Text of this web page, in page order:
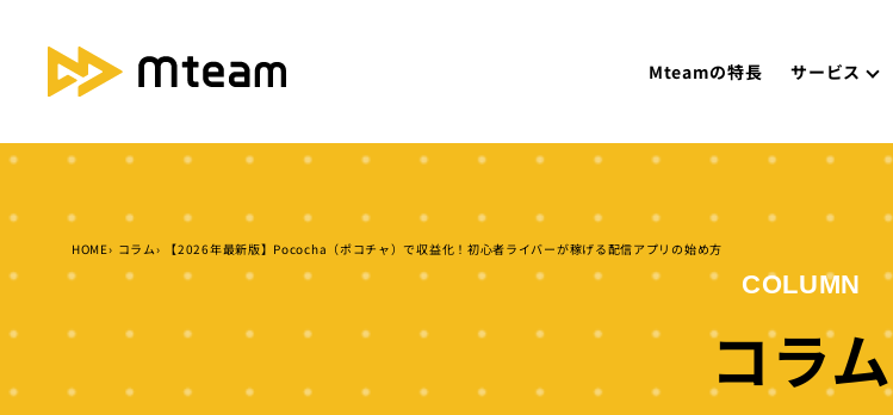
Mteamの特長 サービス
HOME コラム 【2026年最新版】Pococha（ポコチャ）で収益化！初心者ライバーが稼げる配信アプリの始め方
COLUMN
コラム